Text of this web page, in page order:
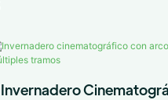
Invernadero